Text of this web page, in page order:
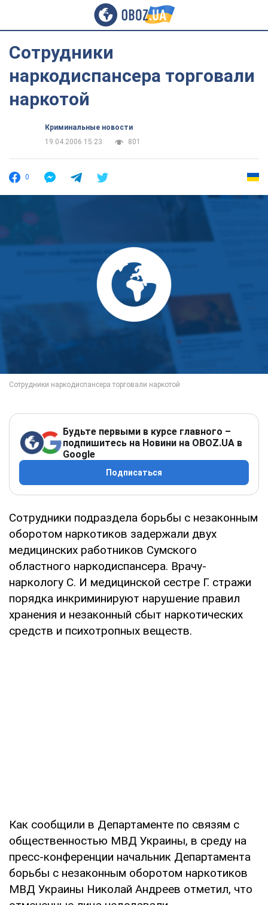
Сотрудники
наркодиспансера торговали
наркотой
Криминальные новости
19.04.2006 15:23
801
0
Будьте первыми в курсе главного –
подпишитесь на Новини на OBOZ.UA в
Google
Подписаться
Сотрудники подраздела борьбы с незаконным
оборотом наркотиков задержали двух
медицинских работников Сумского
областного наркодиспансера. Врачу-
наркологу С. И медицинской сестре Г. стражи
порядка инкриминируют нарушение правил
хранения и незаконный сбыт наркотических
средств и психотропных веществ.
Как сообщили в Департаменте по связям с
общественностью МВД Украины, в среду на
пресс-конференции начальник Департамента
борьбы с незаконным оборотом наркотиков
МВД Украины Николай Андреев отметил, что